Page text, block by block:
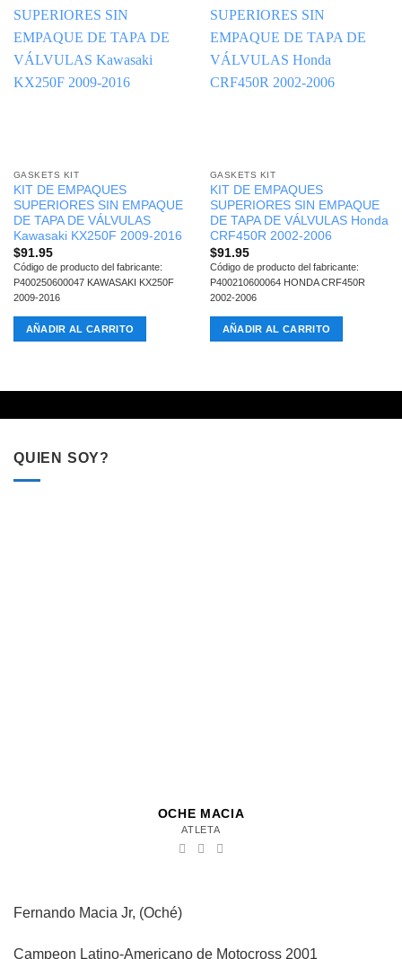
GASKETS KIT
KIT DE EMPAQUES
SUPERIORES SIN EMPAQUE
DE TAPA DE VÁLVULAS
Kawasaki KX250F 2009-2016
$91.95
Código de producto del fabricante:
P400250600047 KAWASAKI KX250F
2009-2016
AÑADIR AL CARRITO
GASKETS KIT
KIT DE EMPAQUES
SUPERIORES SIN EMPAQUE
DE TAPA DE VÁLVULAS Honda
CRF450R 2002-2006
$91.95
Código de producto del fabricante:
P400210600064 HONDA CRF450R
2002-2006
AÑADIR AL CARRITO
QUIEN SOY?
OCHE MACIA
ATLETA
Fernando Macia Jr, (Oché)
Campeon Latino-Americano de Motocross 2001